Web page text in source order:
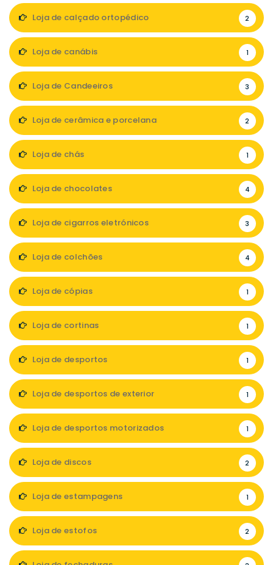
Loja de calçado ortopédico 2
Loja de canábis 1
Loja de Candeeiros 3
Loja de cerâmica e porcelana 2
Loja de chás 1
Loja de chocolates 4
Loja de cigarros eletrónicos 3
Loja de colchões 4
Loja de cópias 1
Loja de cortinas 1
Loja de desportos 1
Loja de desportos de exterior 1
Loja de desportos motorizados 1
Loja de discos 2
Loja de estampagens 1
Loja de estofos 2